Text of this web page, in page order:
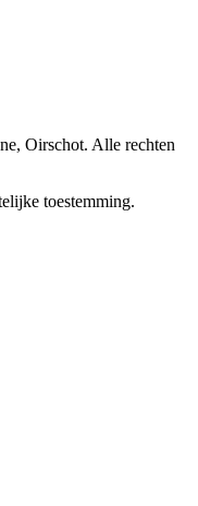
Oirschot. Alle rechten
toestemming.